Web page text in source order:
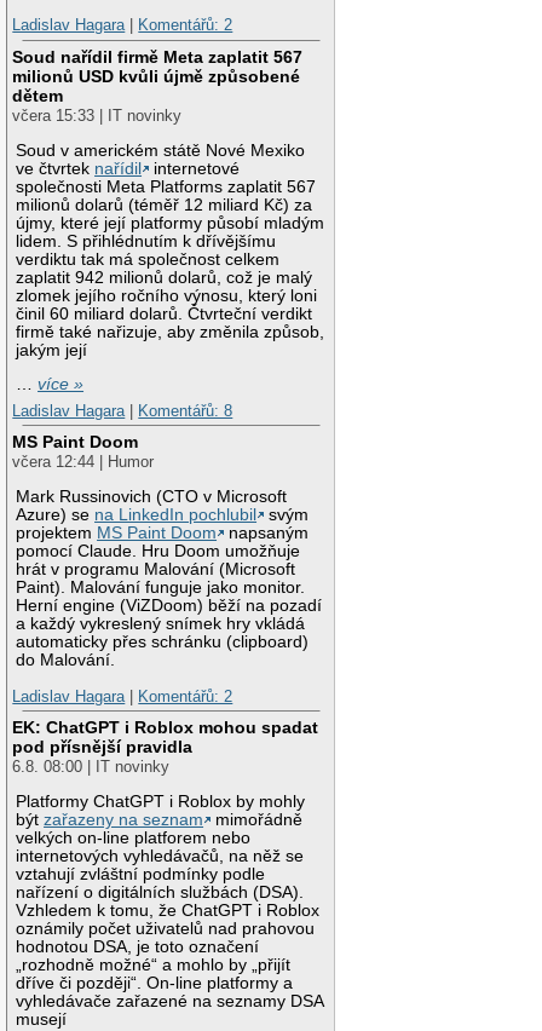
Ladislav Hagara| Komentářů: 2
Soud nařídil firmě Meta zaplatit 567
milionů USD kvůli újmě způsobené
dětem
včera 15:33 | IT novinky
Soud v americkém státě Nové Mexiko
ve čtvrtek nařídil
internetové
společnosti Meta Platforms zaplatit 567
milionů dolarů (téměř 12 miliard Kč) za
újmy, které její platformy působí mladým
lidem. S přihlédnutím k dřívějšímu
verdiktu tak má společnost celkem
zaplatit 942 milionů dolarů, což je malý
zlomek jejího ročního výnosu, který loni
činil 60 miliard dolarů. Čtvrteční verdikt
firmě také nařizuje, aby změnila způsob,
jakým její
…více »
Ladislav Hagara
Komentářů: 8
MS Paint Doom
včera 12:44 | Humor
Mark Russinovich (CTO v Microsoft
Azure) se na LinkedIn pochlubil
svým
projektem MS Paint Doom
napsaným
pomocí Claude. Hru Doom umožňuje
hrát v programu Malování (Microsoft
Paint). Malování funguje jako monitor.
Herní engine (ViZDoom) běží na pozadí
a každý vykreslený snímek hry vkládá
automaticky přes schránku (clipboard)
do Malování.
Ladislav Hagara
Komentářů: 2
EK: ChatGPT i Roblox mohou spadat
pod přísnější pravidla
6.8. 08:00 | IT novinky
Platformy ChatGPT i Roblox by mohly
býtzařazeny na seznam
mimořádně
velkých on-line platforem nebo
internetových vyhledávačů, na něž se
vztahují zvláštní podmínky podle
nařízení o digitálních službách (DSA).
Vzhledem k tomu, že ChatGPT i Roblox
oznámily počet uživatelů nad prahovou
hodnotou DSA, je toto označení
„rozhodně možné“ a mohlo by „přijít
dříve či později“. On-line platformy a
vyhledávače zařazené na seznamy DSA
musejí